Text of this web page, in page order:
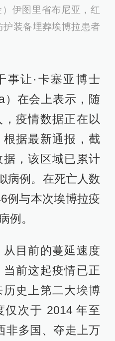
伊图里省布尼亚，红
装备埋葬埃博拉患者
事让·卡塞亚博士
）在会上表示，随
疫情数据正在以
据最新通报，截
，该区域已累计
病例。在死亡人数
例与本次埃博拉疫
例。
目前的蔓延速度
前这起疫情已正
史上第二大埃博
仅次于 2014 年至
非多国、夺走上万